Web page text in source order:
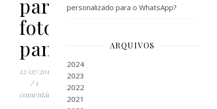
para
fotos
panorâmicas
12/07/2012
/ 1
comentário
personalizado para o WhatsApp?
ARQUIVOS
2024
2023
2022
2021